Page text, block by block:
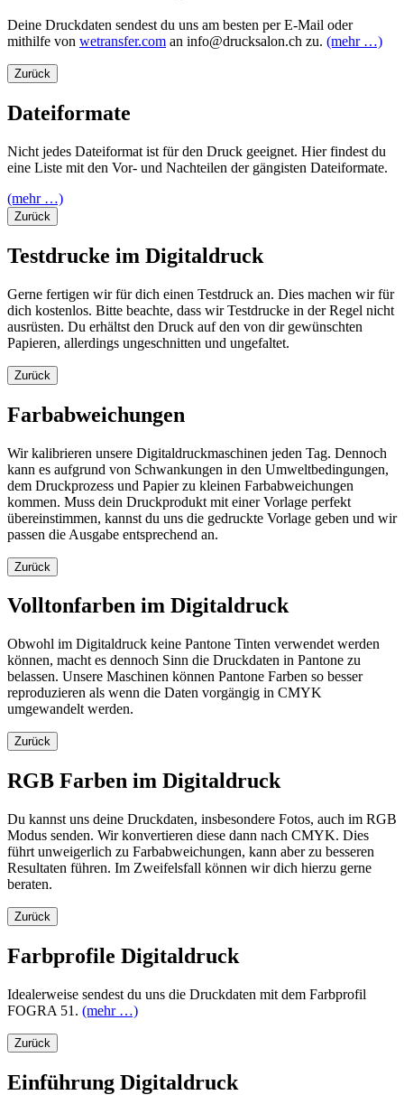
Deine Druckdaten sendest du uns am besten per E-Mail oder
mithilfe von wetransfer.com an info@drucksalon.ch zu. (mehr …)
Zurück
Dateiformate
Nicht jedes Dateiformat ist für den Druck geeignet. Hier findest du
eine Liste mit den Vor- und Nachteilen der gängisten Dateiformate.
(mehr …)
Zurück
Testdrucke im Digitaldruck
Gerne fertigen wir für dich einen Testdruck an. Dies machen wir für
dich kostenlos. Bitte beachte, dass wir Testdrucke in der Regel nicht
ausrüsten. Du erhältst den Druck auf den von dir gewünschten
Papieren, allerdings ungeschnitten und ungefaltet.
Zurück
Farbabweichungen
Wir kalibrieren unsere Digitaldruckmaschinen jeden Tag. Dennoch
kann es aufgrund von Schwankungen in den Umweltbedingungen,
dem Druckprozess und Papier zu kleinen Farbabweichungen
kommen. Muss dein Druckprodukt mit einer Vorlage perfekt
übereinstimmen, kannst du uns die gedruckte Vorlage geben und wir
passen die Ausgabe entsprechend an.
Zurück
Volltonfarben im Digitaldruck
Obwohl im Digitaldruck keine Pantone Tinten verwendet werden
können, macht es dennoch Sinn die Druckdaten in Pantone zu
belassen. Unsere Maschinen können Pantone Farben so besser
reproduzieren als wenn die Daten vorgängig in CMYK
umgewandelt werden.
Zurück
RGB Farben im Digitaldruck
Du kannst uns deine Druckdaten, insbesondere Fotos, auch im RGB
Modus senden. Wir konvertieren diese dann nach CMYK. Dies
führt unweigerlich zu Farbabweichungen, kann aber zu besseren
Resultaten führen. Im Zweifelsfall können wir dich hierzu gerne
beraten.
Zurück
Farbprofile Digitaldruck
Idealerweise sendest du uns die Druckdaten mit dem Farbprofil
FOGRA 51. (mehr …)
Zurück
Einführung Digitaldruck